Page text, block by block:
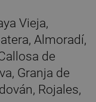
Vieja,
Almoradí,
de
Granja de
Rojales,